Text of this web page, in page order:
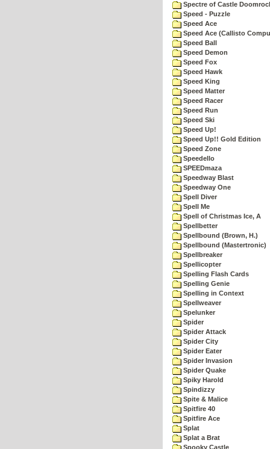
Spectre of Castle
Speed - Puzzle
Speed Ace
Speed Ace (Callisto
Speed Ball
Speed Demon
Speed Fox
Speed Hawk
Speed King
Speed Matter
Speed Racer
Speed Run
Speed Ski
Speed Up!
Speed Up!! Gold Edition
Speed Zone
Speedello
SPEEDmaza
Speedway Blast
Speedway One
Spell Diver
Spell Me
Spell of Christmas Ice, A
Spellbetter
Spellbound (Brown, H.)
Spellbound (Mastertronic)
Spellbreaker
Spellicopter
Spelling Flash Cards
Spelling Genie
Spelling in Context
Spellweaver
Spelunker
Spider
Spider Attack
Spider City
Spider Eater
Spider Invasion
Spider Quake
Spiky Harold
Spindizzy
Spite & Malice
Spitfire 40
Spitfire Ace
Splat
Splat a Brat
Spooky Castle